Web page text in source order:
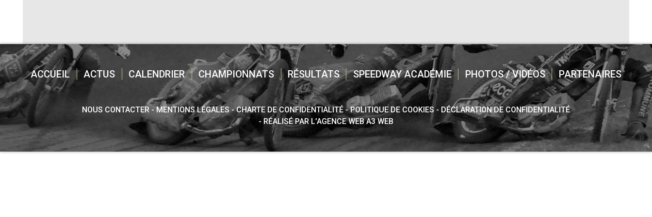
ACCUEIL ACTUS CALENDRIER CHAMPIONNATS RÉSULTATS SPEEDWAY ACADÉMIE PHOTOS / VIDÉOS PARTENAIRES
NOUS CONTACTER MENTIONS LÉGALES CHARTE DE CONFIDENTIALITÉ POLITIQUE DE COOKIES
DÉCLARATION DE CONFIDENTIALITÉ
RÉALISÉ PAR L’AGENCE WEB A3 WEB